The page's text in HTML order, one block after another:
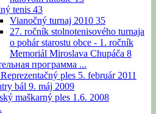
tenis 43
Vianočný turnaj 2010 35
27. ročník stolnotenisového turnaja
o pohár starostu obce - 1. ročník
Memoriál Miroslava Chupáča 8
программа ...
ples 5. február 2011
bál 9. máj 2009
maškarný ples 1.6. 2008